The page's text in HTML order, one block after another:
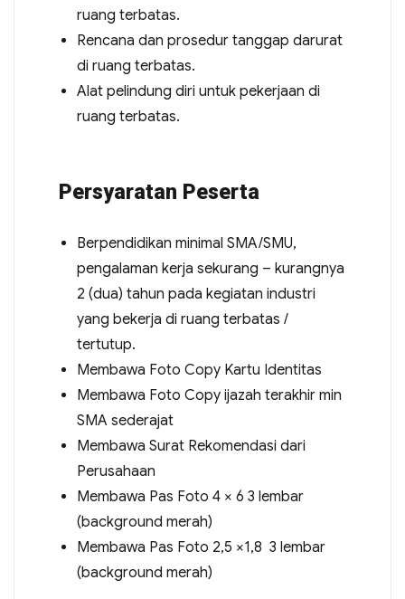
ruang terbatas.
Rencana dan prosedur tanggap darurat
di ruang terbatas.
Alat pelindung diri untuk pekerjaan di
ruang terbatas.
Persyaratan Peserta
Berpendidikan minimal SMA/SMU,
pengalaman kerja sekurang – kurangnya
2 (dua) tahun pada kegiatan industri
yang bekerja di ruang terbatas /
tertutup.
Membawa Foto Copy Kartu Identitas
Membawa Foto Copy ijazah terakhir min
SMA sederajat
Membawa Surat Rekomendasi dari
Perusahaan
Membawa Pas Foto 4 × 6 3 lembar
(background merah)
Membawa Pas Foto 2,5 ×1,8 3 lembar
(background merah)